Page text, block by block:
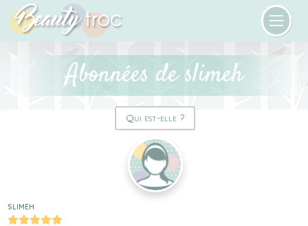
Abonnées de slimeh
Qui est-elle ?
slimeh